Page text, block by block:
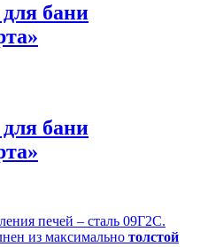
бани
бани
печей – сталь 09Г2С.
из максимально толстой